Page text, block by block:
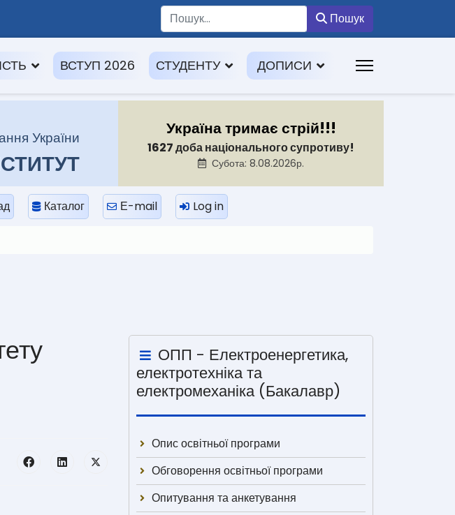
Пошук
ВСТУП 2026 СТУДЕНТУ ДОПИСИ
України
Україна тримає стрій!!!
1627 доба національного супротиву!
Субота: 8.08.2026р.
Каталог Е-mail Log in
ОПП - Електроенергетика,
електротехніка та
електромеханіка (Бакалавр)
Опис освітньої програми
Обговорення освітньої програми
Опитування та анкетування